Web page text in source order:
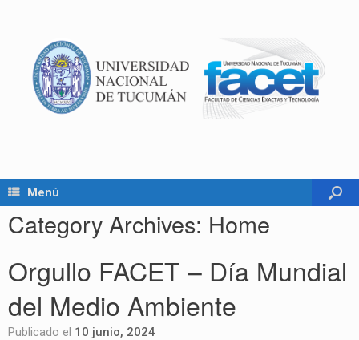
Menú
Category Archives: Home
Orgullo FACET – Día Mundial
del Medio Ambiente
Publicado el 10 junio, 2024